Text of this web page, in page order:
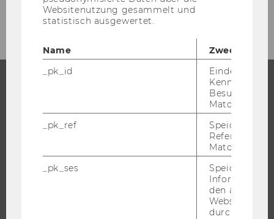
Archiv
WARUM WU?
Websitenutzung gesammelt und
statistisch ausgewertet.
Name
Zweck
_pk_id
Eindeutige
Besuchers
Matomo.
_pk_ref
Speicherung
Referrers
Matomo.
_pk_ses
Speicherung
den aktuellen
durch